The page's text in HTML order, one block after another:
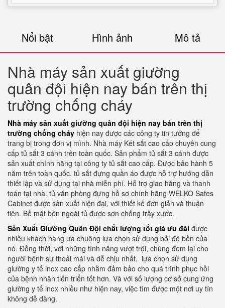
Nổi bật Hình ảnh Mô tả
Nhà máy sản xuất giường
quân đội hiện nay bán trên thị
trường chống cháy
Nhà máy sản xuất giường quân đội hiện nay bán trên thị
trường chống cháy hiện nay được các công ty tin tưởng để
trang bị trong đơn vị mình. Nhà máy Két sắt cao cấp chuyên cung
cấp tủ sắt 3 cánh trên toàn quốc. Sản phẩm tủ sắt 3 cánh được
sản xuất chính hãng tại công ty tủ sắt cao cấp. Được bảo hành 5
năm trên toàn quốc. tủ sắt đựng quần áo được hỗ trợ hướng dẫn
thiết lập và sử dụng tại nhà miễn phí. Hỗ trợ giao hàng và thanh
toán tại nhà. tủ văn phòng đựng hồ sơ chính hãng WELKO Safes
Cabinet được sản xuất hiện đại, với thiết kế đơn giản và thuận
tiên. Bề mặt bên ngoài tủ được sơn chống trầy xước.
Sản Xuất Giường Quân Đội chất lượng tốt giá ưu đãi được
nhiều khách hàng ưa chuộng lựa chọn sử dụng bởi độ bền của
nó. Đồng thời, với những tính năng vượt trội, chúng đem lại cho
người bệnh sự thoải mái và dễ chịu nhất. lựa chọn sử dụng
giường y tế inox cao cấp nhằm đảm bảo cho quá trình phục hồi
của bệnh nhân tiến triển tốt hơn. Và với số lượng cơ sở cung ứng
giường y tế inox nhiều như hiện nay, việc tìm được một nơi uy tín
không dễ dàng.